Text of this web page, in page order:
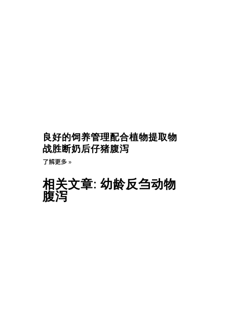
良好的饲养管理配合植物提取物
战胜断奶后仔猪腹泻
了解更多 »
相关文章: 幼龄反刍动物
腹泻